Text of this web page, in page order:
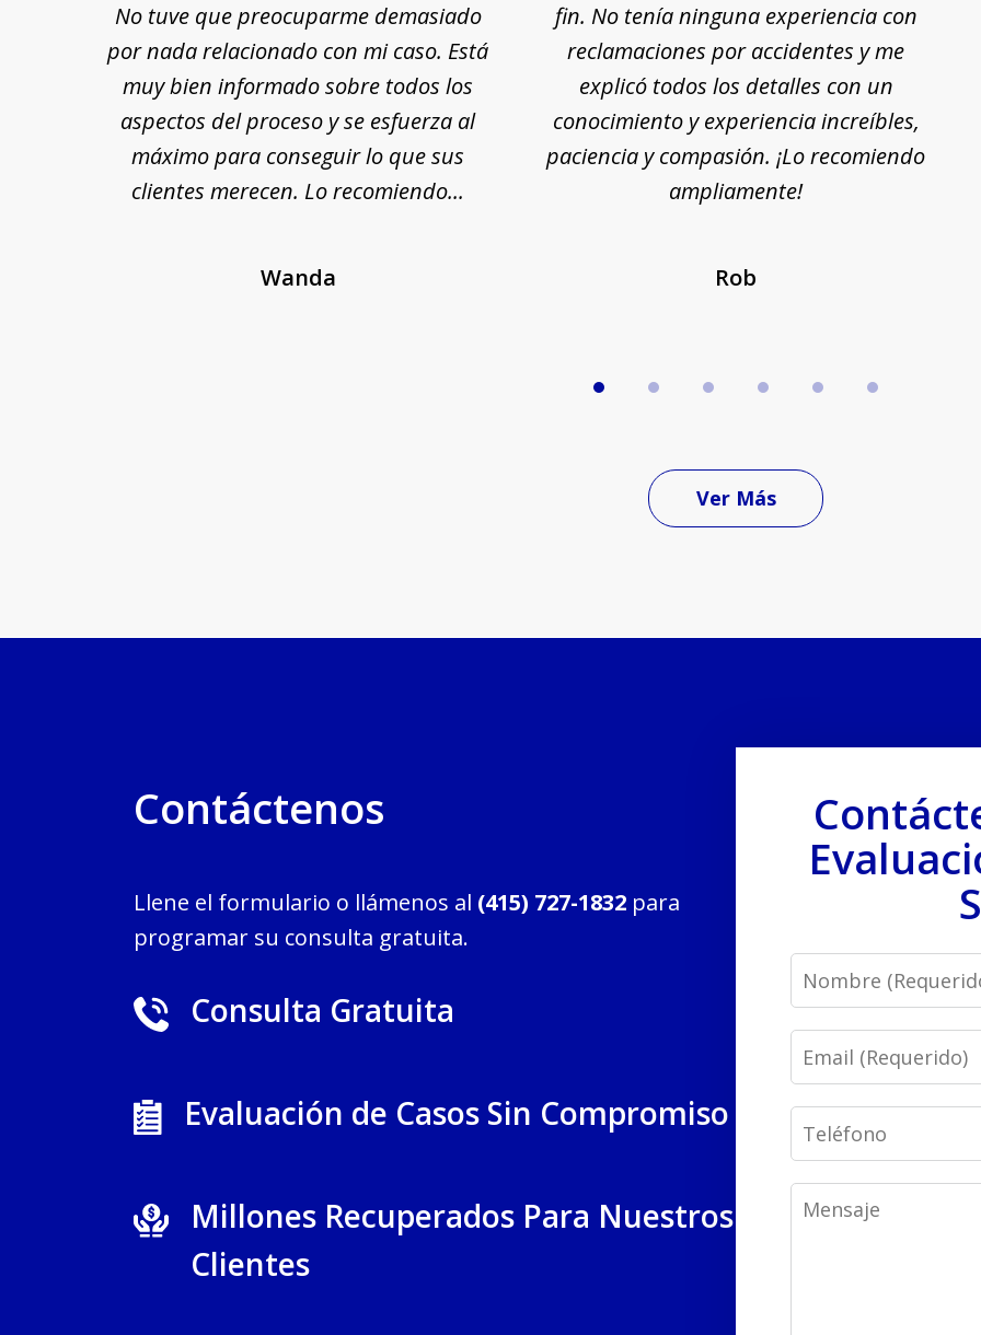
No tuve que preocuparme demasiado
por nada relacionado con mi caso. Está
muy bien informado sobre todos los
aspectos del proceso y se esfuerza al
máximo para conseguir lo que sus
clientes merecen. Lo recomiendo...
Wanda
fin. No tenía ninguna experiencia con
reclamaciones por accidentes y me
explicó todos los detalles con un
conocimiento y experiencia increíbles,
paciencia y compasión. ¡Lo recomiendo
ampliamente!
Rob
Ver Más
Contáctenos
Llene el formulario o llámenos al (415) 727-1832 para
programar su consulta gratuita.
Consulta Gratuita
Evaluación de Casos Sin Compromiso
Millones Recuperados Para Nuestros
Clientes
Name
Email
Phone
Message